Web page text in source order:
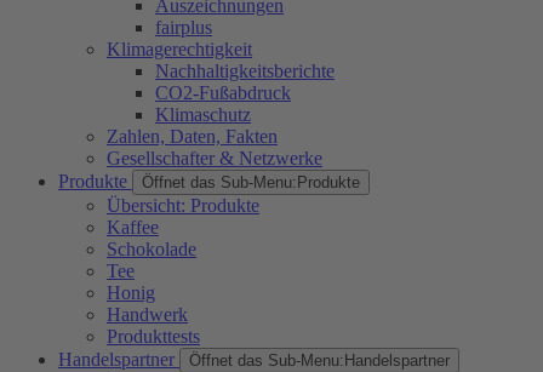
Auszeichnungen
fairplus
Klimagerechtigkeit
Nachhaltigkeitsberichte
CO2-Fußabdruck
Klimaschutz
Zahlen, Daten, Fakten
Gesellschafter & Netzwerke
Produkte
Öffnet das Sub-Menu: Produkte
Übersicht: Produkte
Kaffee
Schokolade
Tee
Honig
Handwerk
Produkttests
Handelspartner
Öffnet das Sub-Menu: Handelspartner